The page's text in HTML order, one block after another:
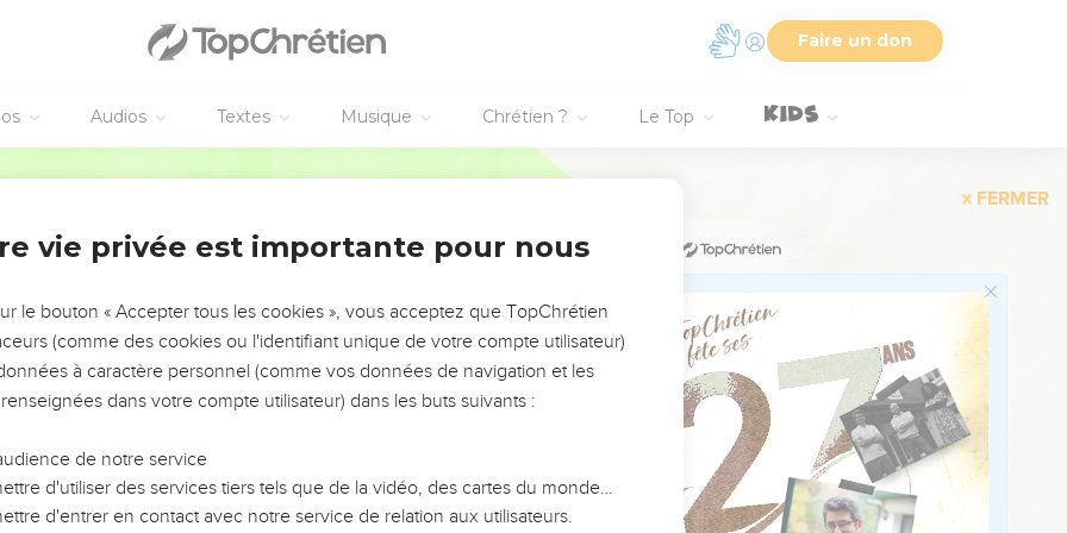
Faire un don
Audios Textes Musique Chrétien ? Le Top
soupire…
du pauvre ! Le jour du malheur, l’Eternel le délivre,
conserve la vie. Il est heureux sur la terre, et tu ne le livres pas au pouvoir de ses
de moi, guéris mon âme, car j’ai péché contre toi. »
de moi : « Quand mourra-t-il ? Quand s’éteindra son nom ? »
il adopte un langage faux ; il récolte des sujets de médire, puis il s’en va et en
entre eux contre moi, ils méditent sur mon malheur :
Le voilà couché, il ne se relèvera pas. »
en paix, en qui j’avais confiance et *qui mangeait mon pain, lève le talon contre
de moi et relève-moi, et je leur rendrai ce qu’ils méritent.
vie privée est importante pour nous
le bouton « Accepter tous les cookies », vous acceptez que TopChrétien
(comme des cookies ou l'identifiant unique de votre compte utilisateur)
à caractère personnel (comme vos données de navigation et les
dans votre compte utilisateur) dans les buts suivants :
de notre service
d'utiliser des services tiers tels que de la vidéo, des cartes du monde…
d'entrer en contact avec notre service de relation aux utilisateurs.